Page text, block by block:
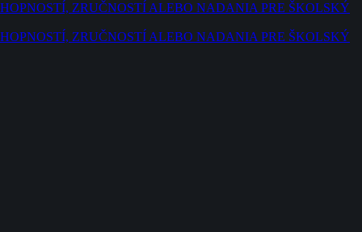
ZRUČNOSTÍ ALEBO NADANIA PRE ŠKOLSKÝ
ZRUČNOSTÍ ALEBO NADANIA PRE ŠKOLSKÝ